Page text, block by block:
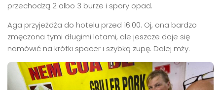
przechodzą 2 albo 3 burze i spory opad.
Aga przyjeżdża do hotelu przed 16:00. Oj, ona bardzo
zmęczona tymi długimi lotami, ale jeszcze daje się
namówić na krótki spacer i szybką zupę. Dalej mży.